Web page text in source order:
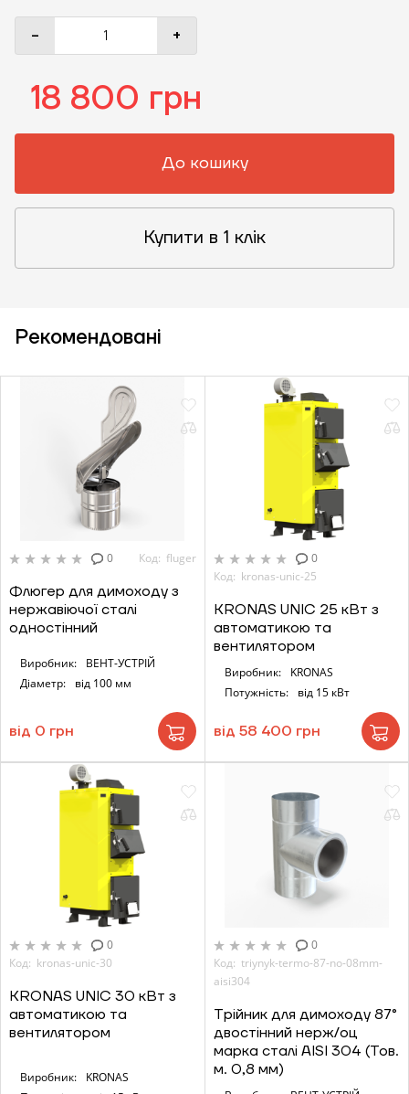
- +
18 800 грн
До кошику
Купити в 1 клік
Рекомендовані
0 Код: fluger
Флюгер для димоходу з
нержавіючої сталі
одностінний
Виробник:
ВЕНТ-УСТРІЙ
Діаметр:
від 100 мм
від 0 грн
0
Код: kronas-unic-25
KRONAS UNIC 25 кВт з
автоматикою та
вентилятором
Виробник:
KRONAS
Потужність:
від 15 кВт
від 58 400 грн
0
Код: kronas-unic-30
KRONAS UNIC 30 кВт з
автоматикою та
вентилятором
Виробник:
KRONAS
0
Код: triynyk-termo-87-no-08mm-
aisi304
Трійник для димоходу 87°
двостінний нерж/оц
марка сталі AISI 304 (Тов.
м. 0,8 мм)